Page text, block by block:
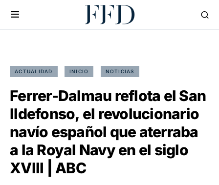
ACTUALIDAD INICIO NOTICIAS
Ferrer-Dalmau reflota el San
Ildefonso, el revolucionario
navío español que aterraba
a la Royal Navy en el siglo
XVIII | ABC